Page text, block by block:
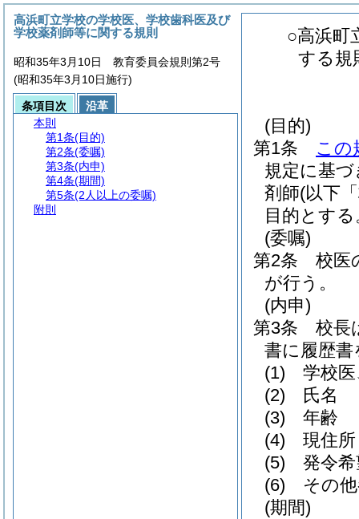
○高浜町
する規
(目的)
第1条
この
規定に基
剤師(以下
目的とする
(委嘱)
第2条
校医
が行う。
(内申)
第3条
校長
書に履歴
(1)
学校
(2)
氏名
(3)
年齢
(4)
現住所
(5)
発令
(6)
その
(期間)
高浜町立学校の学校医、学校歯科医及び
学校薬剤師等に関する規則
昭和35年3月10日 教育委員会規則第2号
(昭和35年3月10日施行)
条項目次
沿革
本則
第1条(目的)
第2条(委嘱)
第3条(内申)
第4条(期間)
第5条(2人以上の委嘱)
附則